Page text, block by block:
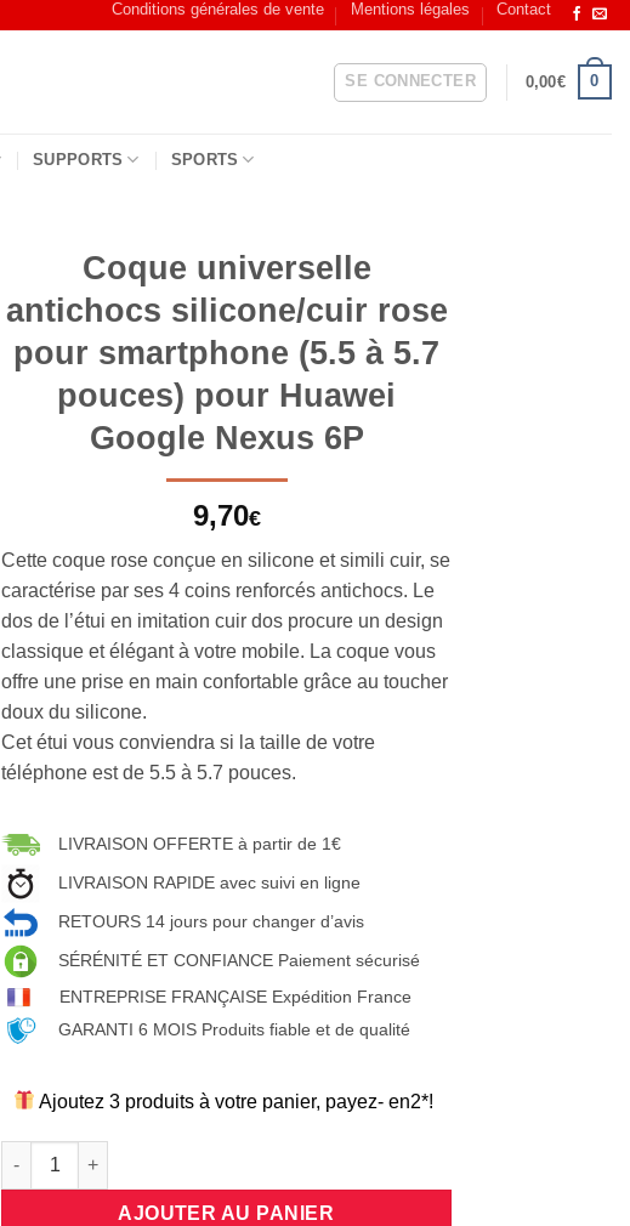
Conditions générales de vente Mentions légales Contact
SE CONNECTER 0,00€ 0
SUPPORTS SPORTS
Coque universelle
antichocs silicone/cuir rose
pour smartphone (5.5 à 5.7
pouces) pour Huawei
Google Nexus 6P
9,70€
Cette coque rose conçue en silicone et simili cuir, se
caractérise par ses 4 coins renforcés antichocs. Le
dos de l’étui en imitation cuir dos procure un design
classique et élégant à votre mobile. La coque vous
offre une prise en main confortable grâce au toucher
doux du silicone.
Cet étui vous conviendra si la taille de votre
téléphone est de 5.5 à 5.7 pouces.
LIVRAISON OFFERTE à partir de 1€
LIVRAISON RAPIDE avec suivi en ligne
RETOURS 14 jours pour changer d’avis
SÉRÉNITÉ ET CONFIANCE Paiement sécurisé
ENTREPRISE FRANÇAISE Expédition France
GARANTI 6 MOIS Produits fiable et de qualité
Ajoutez 3 produits à votre panier, payez- en2*!
quantité de Coque universelle antichocs silicone/cuir rose pour
AJOUTER AU PANIER